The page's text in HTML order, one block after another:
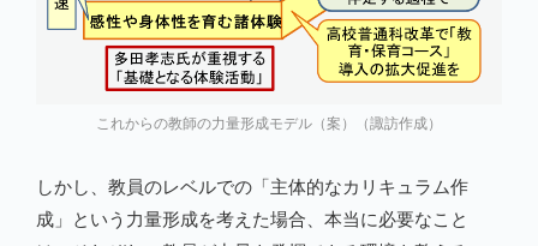
これからの教師の力量形成モデル（案）（諏訪作成）
しかし、教員のレベルでの「主体的なカリキュラム作
成」という力量形成を考えた場合、本当に必要なこと